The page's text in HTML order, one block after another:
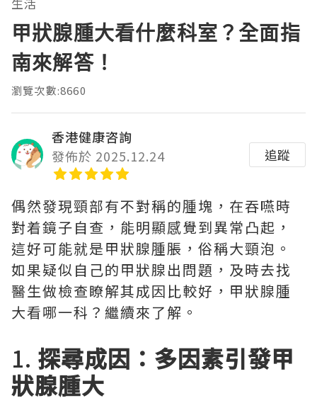
甲狀腺腫大看什麼科室？全面指
南來解答！
瀏覽次數:8660
香港健康咨詢
發佈於 2025.12.24
追蹤
偶然發現頸部有不對稱的腫塊，在吞嚥時
對着鏡子自查，能明顯感覺到異常凸起，
這好可能就是甲狀腺腫脹，俗稱大頸泡。
如果疑似自己的甲狀腺出問題，及時去找
醫生做檢查瞭解其成因比較好，甲狀腺腫
大看哪一科？繼續來了解。
1. 探尋成因：多因素引發甲
狀腺腫大